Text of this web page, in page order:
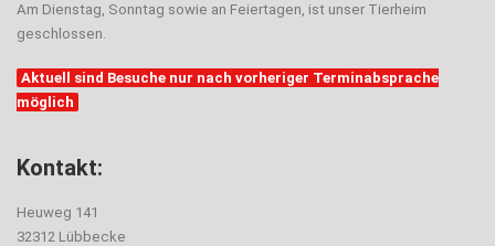
Am Dienstag, Sonntag sowie an Feiertagen, ist unser Tierheim
geschlossen.
Aktuell sind Besuche nur nach vorheriger Terminabsprache
möglich
Kontakt:
Heuweg 141
32312 Lübbecke